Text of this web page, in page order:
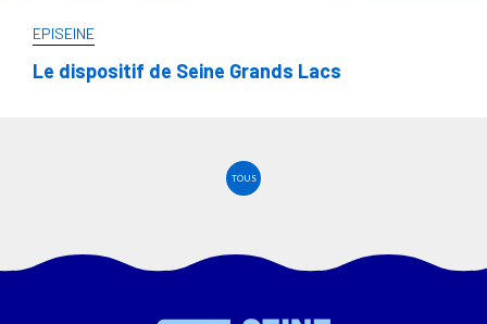
EPISEINE
Le dispositif de Seine Grands Lacs